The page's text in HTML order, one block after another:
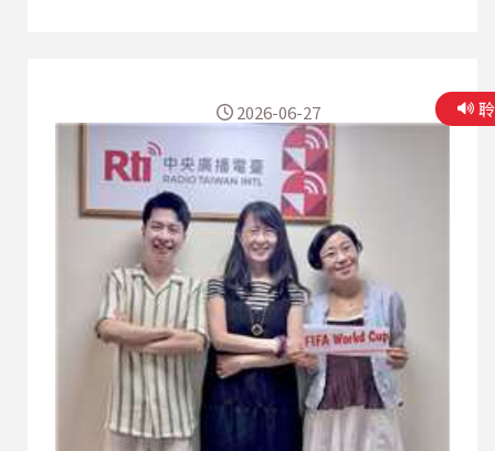
往往不是茶農，而是層層的中盤商與通路。許多茶
農終年辛苦耕作，卻很難建立自己的品牌價值，因
此，他決定回到坪林，希望透過甜點，把茶變成年
輕人願意接觸的新產品，希望建立一條從產地到品
牌、再到消費者的新模式，讓地方真正因產業而共
好。 很多人不知道，周曜贊投入糕餅業已超過數十
年。年輕時，他在台北知名百年糕餅品牌郭元益學
習中式糕餅製作，從最基本的中點技術開始扎根，
也建立起對品質近乎苛刻的要求。之後自行創立麵
包店，長年經營烘焙產業，累積完整的中西點經
驗。也因此，回到坪林後，他並沒有選擇複製傳統
糕餅，真正的創新是用新的方式，讓更多人重新認
識地方文化。 近年品誼茶果子積極投入各項伴手禮
競賽，旗下法式鳳梨酥禮盒更...
2026-06-27